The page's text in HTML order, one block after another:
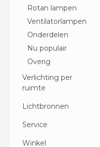
Rotan lampen
Ventilatorlampen
Onderdelen
Nu populair
Overig
Verlichting per
ruimte
Lichtbronnen
Service
Winkel